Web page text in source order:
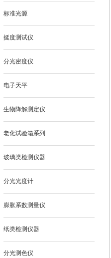
标准光源
挺度测试仪
分光密度仪
电子天平
生物降解测定仪
老化试验箱系列
玻璃类检测仪器
分光光度计
膨胀系数测量仪
纸类检测仪器
分光测色仪